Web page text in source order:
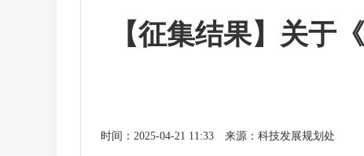
【征集结果】关于
时间：2025-04-21 11:33 来源：科技发展规划处